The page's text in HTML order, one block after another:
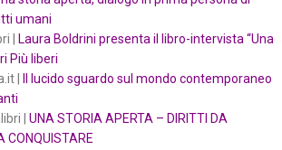
umani
|
Laura Boldrini presenta il libro-intervista “Una
Più liberi
|
Il lucido sguardo sul mondo contemporaneo
| UNA STORIA APERTA – DIRITTI DA
CONQUISTARE